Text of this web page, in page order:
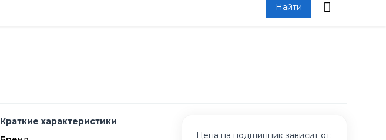
Найти
Краткие характеристики
Цена на подшипник зависит от: